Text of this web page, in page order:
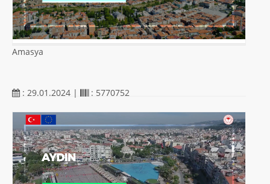
Amasya
: 29.01.2024 | : 5770752